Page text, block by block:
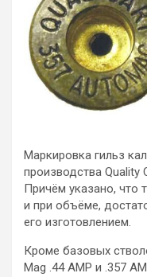
Маркировка гильз
производства Quality
Причём указано, что
и при объёме,
его изготовлением.
Кроме базовых
Mag .44 АМР и .357